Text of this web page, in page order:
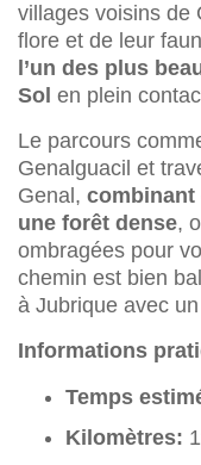
villages voisins de
flore et de leur
l’un des plus
Sol en plein
Le parcours
Genalguacil et
Genal, combinant
une forêt dense,
ombragées pour
chemin est bien
à Jubrique avec
Informations
Temps
Kilomètres: